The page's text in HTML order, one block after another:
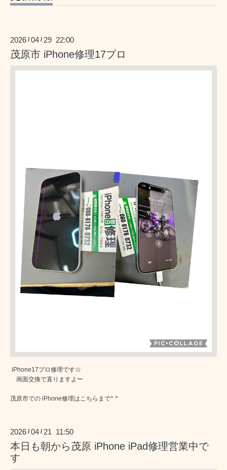
2026 /04 / 29 22:00
茂原市 iPhone修理17プロ
iPhone17プロ修理です☆
画面交換で直りますよー
茂原市での iPhone修理はこちらまで^ ^
2026 /04 / 21 11:50
本日も朝から茂原 iPhone iPad修理営業中で
す